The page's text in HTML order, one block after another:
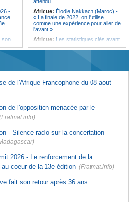
-
son
et
ses
le
attendu
Afrique: Élodie Nakkach (Maroc) -
« La finale de 2022, on l'utilise
comme une expérience pour aller de
l'avant »
Afrique: Les statistiques clés avant
d'Ivoire et l'Algérie
la finale
Afrique:Côte d'Ivoire - Algérie, un
Sénégal bat la Tunisie et prend le
quart
Tunisie:
interconnecté « One Health »
Tunisie:
les startups à l'international
de l'Afrique Francophone du 08 aout
de l'opposition menacée par le
(Fratmat.info)
- Silence radio sur la concertation
2026 - Le renforcement de la
coeur de la 13e édition (Fratmat.info)
fait son retour après 36 ans